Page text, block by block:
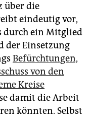
über die
eindeutig vor,
durch ein Mitglied
der Einsetzung
Befürchtungen,
von den
Kreise
damit die Arbeit
könnten. Selbst